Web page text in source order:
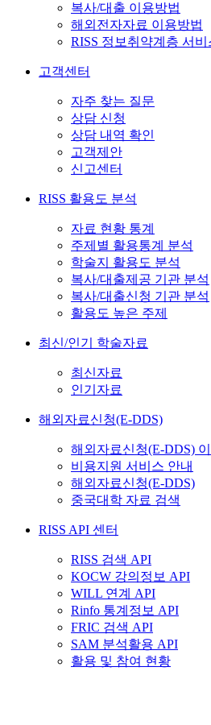
복사/대출 이용방법
해외전자자료 이용방법
RISS 정보취약계층 서
고객센터
자주 찾는 질문
상담 신청
상담 내역 확인
고객제안
신고센터
RISS 활용도 분석
자료 현황 통계
주제별 활용통계 분석
학술지 활용도 분석
복사/대출제공 기관 분석
복사/대출신청 기관 분석
활용도 높은 주제
최신/인기 학술자료
최신자료
인기자료
해외자료신청(E-DDS)
해외자료신청(E-DDS)
비용지원 서비스 안내
해외자료신청(E-DDS)
중국대학 자료 검색
RISS API 센터
RISS 검색 API
KOCW 강의정보 API
WILL 연계 API
Rinfo 통계정보 API
FRIC 검색 API
SAM 분석활용 API
활용 및 참여 현황